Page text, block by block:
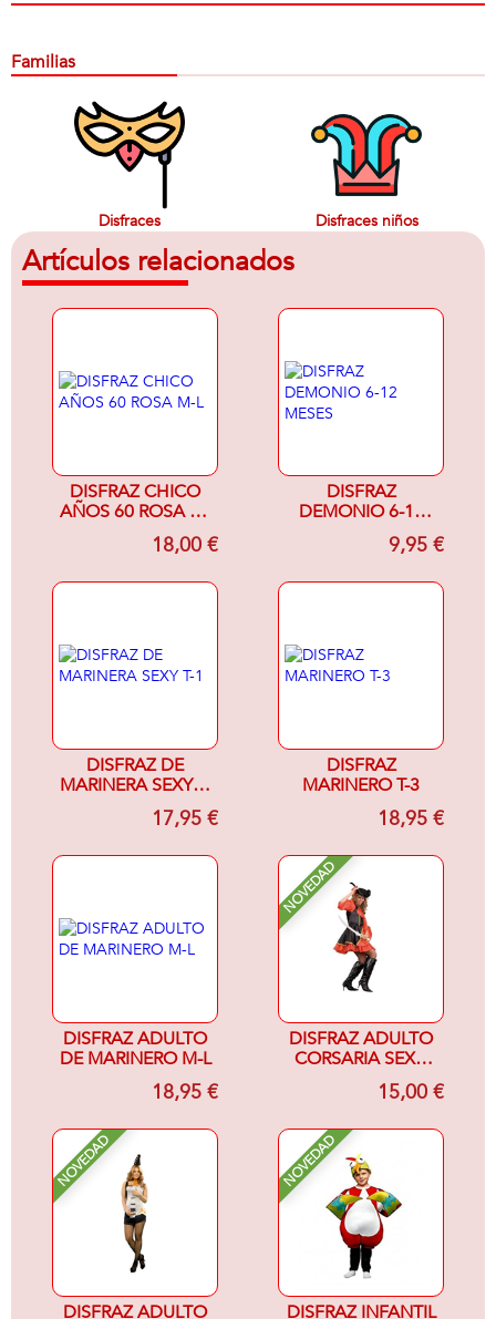
Familias
Disfraces Disfraces niños
Artículos relacionados
DISFRAZ CHICO
AÑOS 60 ROSA M-
18,00 €
DISFRAZ
DEMONIO 6-12
9,95 €
DISFRAZ DE
MARINERA SEXY T-
17,95 €
DISFRAZ
MARINERO T-3
18,95 €
DISFRAZ ADULTO
DE MARINERO M-L
18,95 €
NOVEDAD
DISFRAZ ADULTO
CORSARIA SEXY-
MUJER-15,00 €
NOVEDAD
DISFRAZ ADULTO
NOVEDAD
DISFRAZ INFANTIL